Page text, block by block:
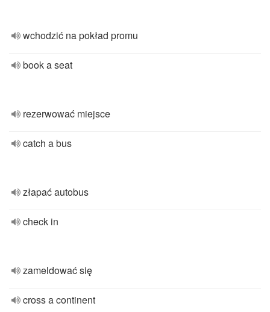
wchodzić na pokład promu
book a seat
rezerwować miejsce
catch a bus
złapać autobus
check in
zameldować się
cross a continent